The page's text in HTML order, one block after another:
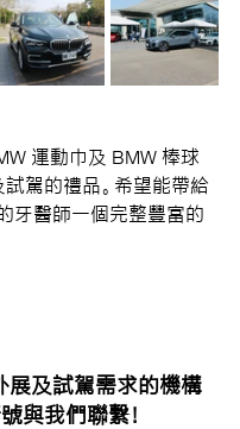
運動巾及 BMW 棒球
試駕的禮品。希望能帶給
牙醫師一個完整豐富的
展及試駕需求的機構
與我們聯繫！